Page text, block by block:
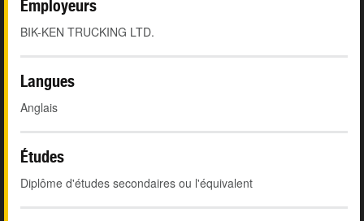
Employeurs
BIK-KEN TRUCKING LTD.
Langues
Anglais
Études
Diplôme d'études secondaires ou l'équivalent